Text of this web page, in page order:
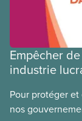
Empêcher
industrie
Pour protéger
nos